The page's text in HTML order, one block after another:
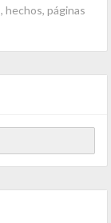
hechos, páginas